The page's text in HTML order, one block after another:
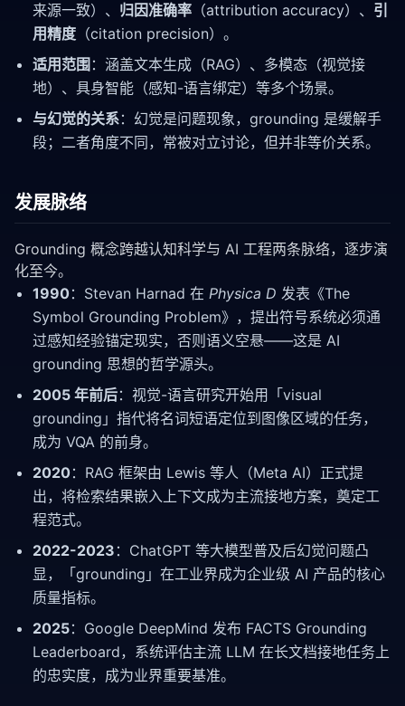
来源一致）、 归因准确率 （attribution accuracy）、 引
用精度 （citation precision）。
适用范围 ：涵盖文本生成（RAG）、多模态（视觉接
地）、具身智能（感知-语言绑定）等多个场景。
与幻觉的关系：幻觉是问题现象，grounding 是缓解手
段；二者角度不同，常被对立讨论，但并非等价关系。
发展脉络
Grounding 概念跨越认知科学与 AI 工程两条脉络，逐步演
化至今。
1990：Stevan Harnad 在 Physica D 发表《The
Symbol Grounding Problem》，提出符号系统必须通
过感知经验锚定现实，否则语义空悬——这是 AI
grounding 思想的哲学源头。
2005 年前后：视觉-语言研究开始用「visual
grounding」指代将名词短语定位到图像区域的任务，
成为 VQA 的前身。
2020：RAG 框架由 Lewis 等人（Meta AI）正式提
出，将检索结果嵌入上下文成为主流接地方案，奠定工
程范式。
2022-2023 ：ChatGPT 等大模型普及后幻觉问题凸
显，「grounding」在工业界成为企业级 AI 产品的核心
质量指标。
2025：Google DeepMind 发布 FACTS Grounding
Leaderboard，系统评估主流 LLM 在长文档接地任务上
的忠实度，成为业界重要基准。